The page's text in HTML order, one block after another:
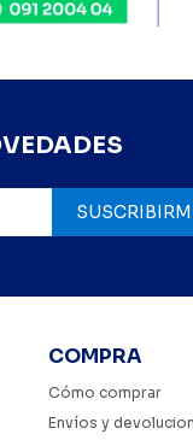
COMPRA
Cómo comprar
Envíos y